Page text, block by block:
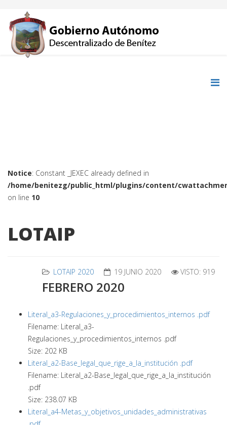
Notice: Constant _JEXEC already defined in
/home/benitezg/public_html/plugins/content/
on line 10
LOTAIP
LOTAIP 2020 19 JUNIO 2020 VISTO: 919
FEBRERO 2020
Literal_a3-Regulaciones_y_procedimientos_internos .pdf
Filename: Literal_a3-
Regulaciones_y_procedimientos_internos .pdf
Size: 202 KB
Literal_a2-Base_legal_que_rige_a_la_institución .pdf
Filename: Literal_a2-Base_legal_que_rige_a_la_institución
.pdf
Size: 238.07 KB
Literal_a4-Metas_y_objetivos_unidades_administrativas